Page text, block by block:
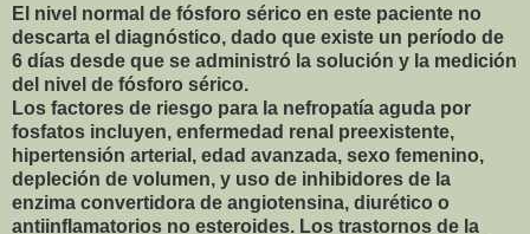
El nivel normal de fósforo sérico en este paciente no
descarta el diagnóstico, dado que existe un período de
6 días desde que se administró la solución y la medición
del nivel de fósforo sérico.
Los factores de riesgo para la nefropatía aguda por
fosfatos incluyen, enfermedad renal preexistente,
hipertensión arterial, edad avanzada, sexo femenino,
depleción de volumen, y uso de inhibidores de la
enzima convertidora de angiotensina, diurético o
antiinflamatorios no esteroides. Los trastornos de la